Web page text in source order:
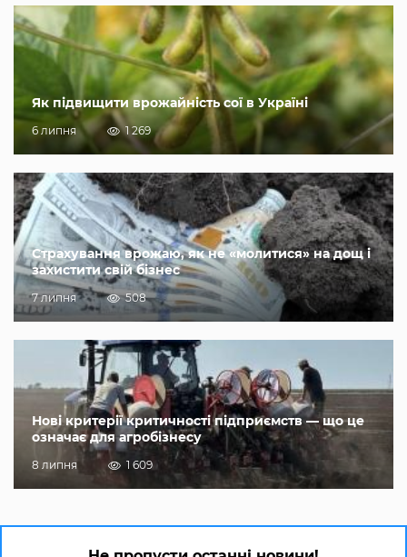
Як підвищити врожайність сої в Україні
6 липня 1 269
Страхування врожаю, як не «молитися» на дощ і
захистити свій бізнес
7 липня 508
Нові критерії критичності підприємств — що це
означає для агробізнесу
8 липня 1 609